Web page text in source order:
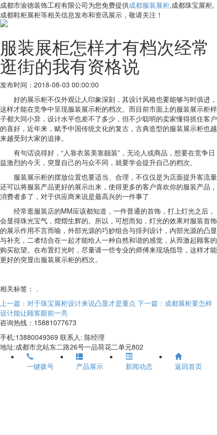
成都市渝德装饰工程有限公司为您免费提供成都服装展柜,成都珠宝展柜,
成都鞋柜展柜等相关信息发布和资讯展示，敬请关注！
服装展柜怎样才有档次经常
逛街的我有资格说
发布时间：2018-08-03 00:00:00
好的展示柜不仅外观让人印象深刻，其设计风格也要能够与时俱进，
这样才能在竞争中呈现服装展示柜的档次。而目前市面上的服装展示柜样
子都大同小异，设计水平也差不了多少，但不少聪明的卖家懂得抓住客户
的喜好，近年来，赋予中国传统文化的复古，古典造型的服装展示柜也越
来越受到大家的追捧。
有句话说得好，“人靠衣装美靠靓装”，无论人或商品，想要在竞争日
益激烈的今天，突显自己的与众不同，就要学会提升自己的档次。
服装展示柜的摆放位置也要适当、合理，不仅仅是为店面提升客流量
还可以将服装产品更好的展示出来，使得更多的客户喜欢你的服装产品，
消费者多了，对于供应商来说是最高兴的一件事了
经常逛服装店的MM应该都知道，一件普通的首饰，打上灯光之后，
会显得珠光宝气，熠熠生辉的。所以，可想而知，灯光的效果对服装首饰
的展示作用不言而喻，外部光源的巧妙组合与排列设计，内部光源的凸显
与补充，二者结合在一起才能给人一种自然和谐的感觉，从而激起顾客的
购买欲望。在布置灯光时，尽量请一些专业的师傅来现场指导，这样才能
更好的突显出服装展示柜的档次。
相关标签： ，
上一篇：对于珠宝展柜设计来说凸显才是重点 下一篇：成都展柜要怎样
设计能让顾客眼前一亮
咨询热线：15881077673
手机:13880049369 联系人: 陈经理
地址:成都市北站东二路26号一品荷花二单元802
一键拨号
产品展示 新闻动态 返回首页